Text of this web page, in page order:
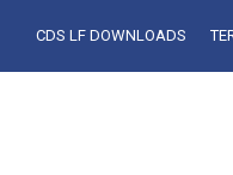
CDS LF DOWNLOADS